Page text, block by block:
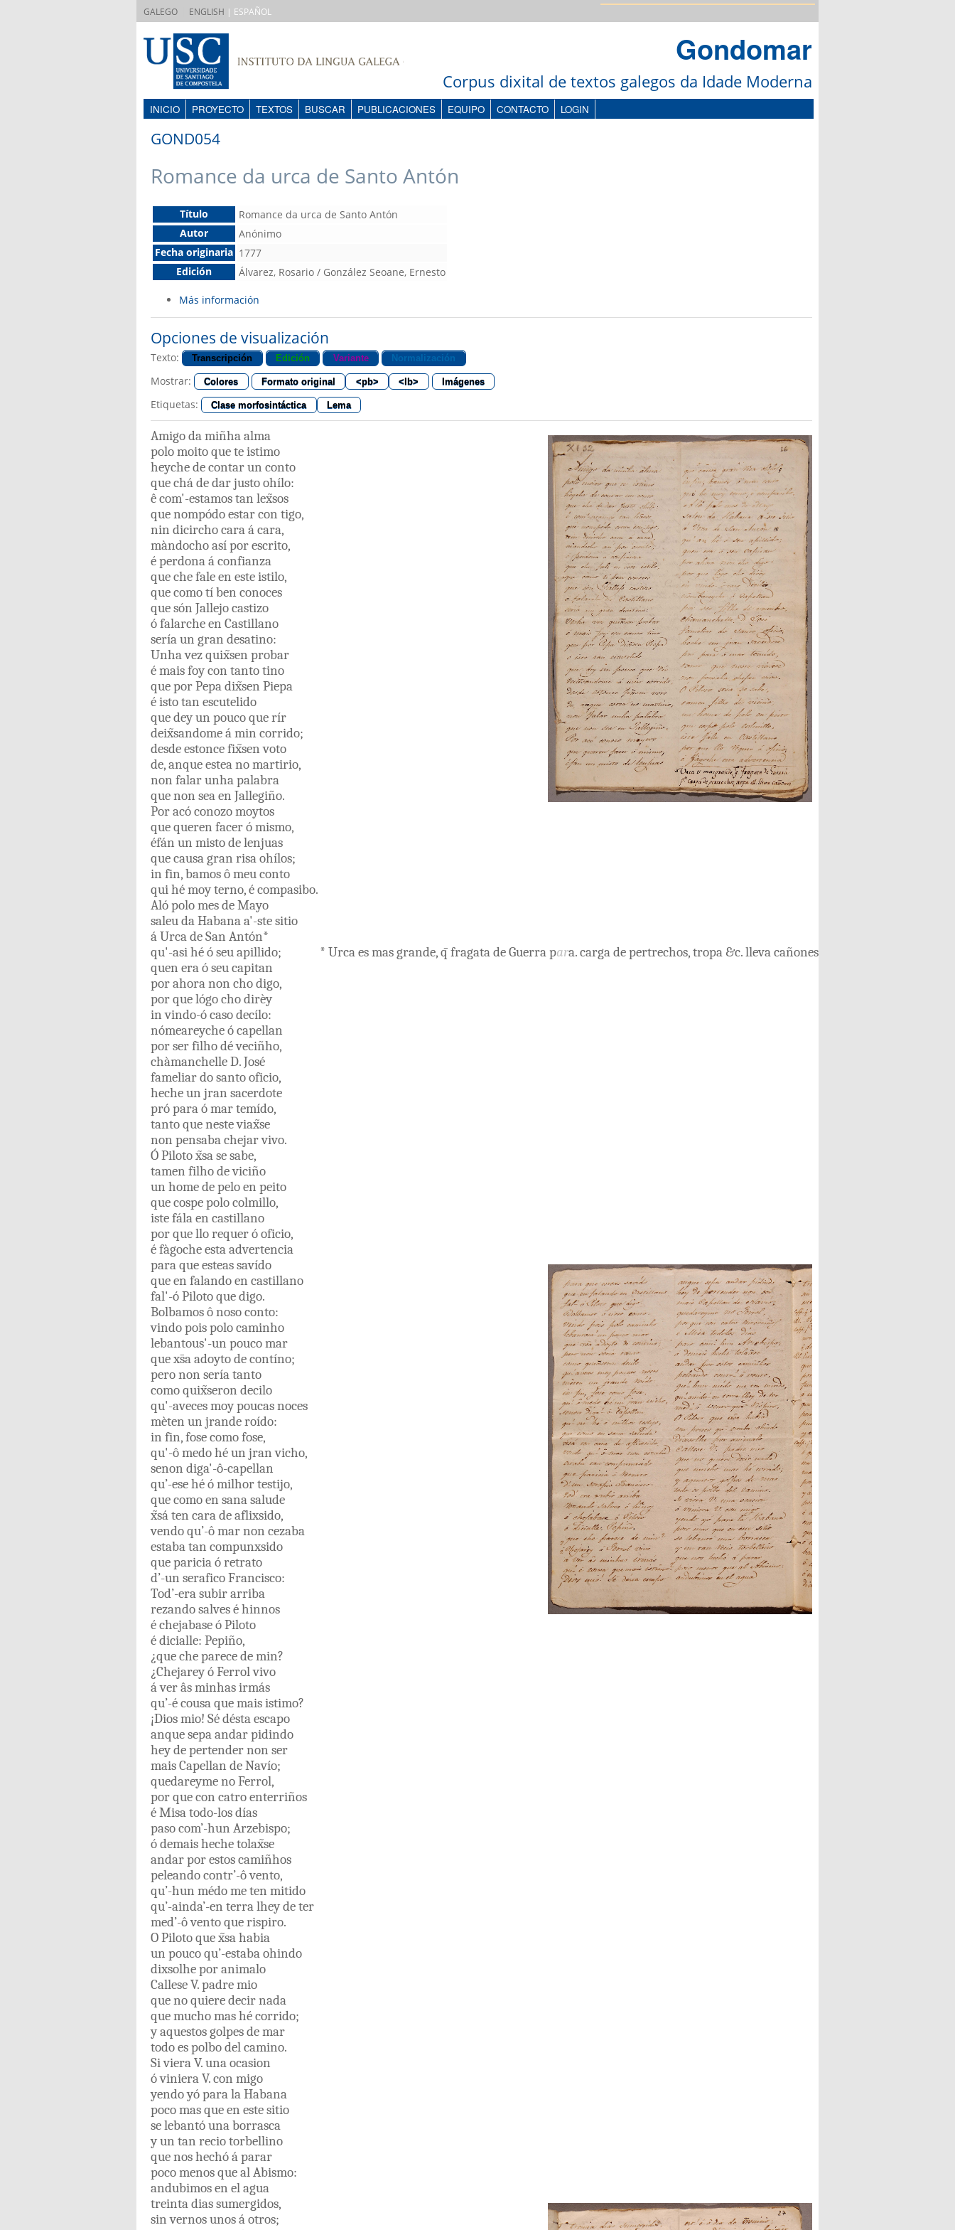
GALEGO ENGLISH | ESPAÑOL
Gondomar
Corpus dixital de textos galegos da Idade Moderna
INICIO PROYECTO TEXTOS BUSCAR PUBLICACIONES EQUIPO CONTACTO LOGIN
GOND054
Romance da urca de Santo Antón
Título
Romance da urca de Santo Antón
Autor
Anónimo
Fecha originaria 1777
Edición
Álvarez, Rosario / González Seoane, Ernesto
Más información
Opciones de visualización
Texto: Transcripción Edición Variante Normalización
Mostrar: Colores Formato original <pb> <lb> Imágenes
Etiquetas: Clase morfosintáctica Lema
Amigodamiñhaalma
polomoitoqueteistimo
heychedecontarun conto
quechádedarjustoohílo:
êcom'-estamostan lex̃sos
quenompódoestarcon tigo,
nin dicirchocaraácara,
màndochoasíporescrito,
éperdonaáconfianza
quechefaleen esteistilo,
quecomotíben conoces
quesón Jallejocastizo
ófalarcheen Castillano
seríaun gran desatino:
Unhavezquix̃sen probar
émaisfoycon tantotino
queporPepadix̃sen Piepa
éistotan escutelido
quedeyun poucoquerír
deix̃sandomeámin corrido;
desdeestoncefix̃sen voto
de,anqueesteanomartirio,
non falarunhapalabra
quenon seaen Jallegiño.
Poracóconozomoytos
quequeren facerómismo,
éfán un mistodelenjuas
quecausagran risaohílos;
in fin,bamosômeuconto
quihémoyterno,écompasibo.
AlópolomesdeMayo
saleudaHabanaa'-stesitio
áUrcadeSan Antón*
* Urcaesmasgrande,q̄fragatadeGuerrapara.cargadepertrechos,tropa &c.llevacañones
qu'-asihéóseuapillido;
quen eraóseucapitan
porahoranon chodigo,
por quelógochodirèy
in vindo-ócasodecílo:
nómeareycheócapellan
porserfilhodéveciñho,
chàmanchelleD.José
fameliardosantooficio,
hecheun jran sacerdote
próparaómartemído,
tantoquenesteviax̃se
non pensabachejarvivo.
ÓPilotox̃sasesabe,
tamen filhodeviciño
un homedepeloen peito
quecospepolocolmillo,
istefálaen castillano
por quellorequeróoficio,
éfàgocheestaadvertencia
paraqueesteassavído
queen falandoen castillano
fal'-óPilotoquedigo.
Bolbamosônosoconto:
vindopoispolocaminho
lebantous'-un poucomar
quexs̄aadoytodecontíno;
peronon seríatanto
comoquix̃seron decilo
qu'-avecesmoypoucasnoces
mèten un jranderoído:
in fin,fosecomofose,
qu'-ômedohéun jran vicho,
senon diga'-ô-capellan
qu’-esehéómilhortestijo,
quecomoen sanasalude
x̃sáten caradeaflixsido,
vendoqu’-ômarnon cezaba
estabatan compunxsido
quepariciaóretrato
d’-un seraficoFrancisco:
Tod’-erasubirarriba
rezandosalveséhinnos
échejabaseóPiloto
édicialle: Pepiño,
¿quecheparecedemin?
¿ChejareyóFerrolvivo
áverâsminhasirmás
qu’-écousaquemaisistimo?
¡Diosmio! Sédéstaescapo
anquesepaandarpidindo
heydepertendernon ser
maisCapellan deNavío;
quedareymenoFerrol,
por quecon catroenterriños
éMisatodo-losdías
pasocom’-hun Arzebispo;
ódemaishechetolax̃se
andarporestoscamiñhos
peleandocontr’-ôvento,
qu’-hun médometen mitido
qu’-ainda’-en terralheydeter
med’-ôventoquerispiro.
OPilotoquex̃sahabia
un poucoqu’-estabaohindo
dixsolheporanimalo
CalleseV.padremio
quenoquieredecirnada
quemuchomashécorrido;
yaquestosgolpesdemar
todoespolbodelcamino.
SivieraV.unaocasion
óvinieraV.con migo
yendoyóparalaHabana
pocomasqueen estesitio
selebantóunaborrasca
yun tan reciotorbellino
quenoshechóáparar
pocomenosquealAbismo:
andubimosen elagua
treintadiassumergidos,
sin vernosunosáotros;